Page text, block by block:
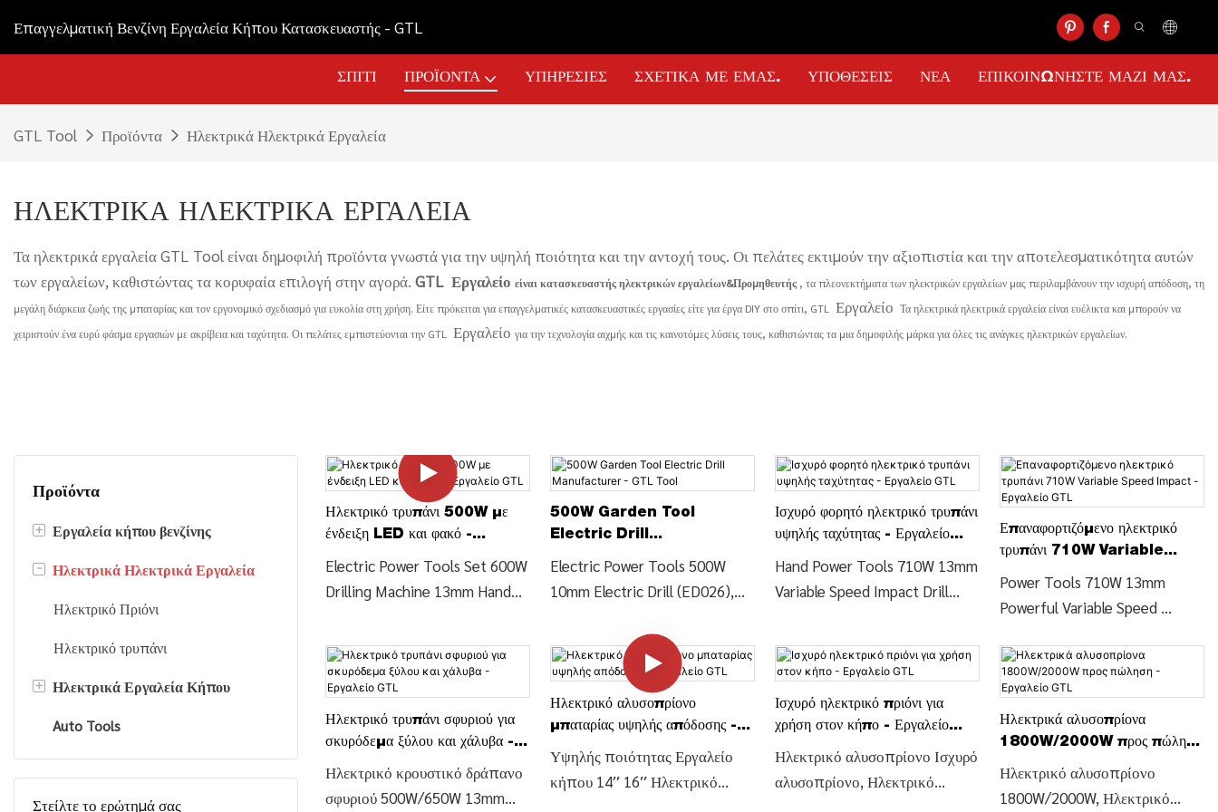
Επαγγελματική Βενζίνη Εργαλεία Κήπου Κατασκευαστής - GTL
ΣΠΊΤΙ ΠΡΟΪΌΝΤΑ ΥΠΗΡΕΣΊΕΣ ΣΧΕΤΙΚΆ ΜΕ ΕΜΆΣ. ΥΠΟΘΈΣΕΙΣ ΝΈΑ ΕΠΙΚΟΙΝΩΝΉΣΤΕ ΜΑΖΊ ΜΑΣ.
GTL Tool Προϊόντα Ηλεκτρικά Ηλεκτρικά Εργαλεία
ΗΛΕΚΤΡΙΚΆ ΗΛΕΚΤΡΙΚΆ ΕΡΓΑΛΕΊΑ
Τα ηλεκτρικά εργαλεία GTL Tool είναι δημοφιλή προϊόντα γνωστά για την υψηλή ποιότητα και την αντοχή τους. Οι πελάτες εκτιμούν την αξιοπιστία και την αποτελεσματικότητα αυτών
των εργαλείων, καθιστώντας τα κορυφαία επιλογή στην αγορά. GTL Εργαλείο είναι κατασκευαστής ηλεκτρικών εργαλείων&Προμηθευτής , τα πλεονεκτήματα των ηλεκτρικών εργαλείων μας περιλαμβάνουν την ισχυρή απόδοση, τη
μεγάλη διάρκεια ζωής της μπαταρίας και τον εργονομικό σχεδιασμό για ευκολία στη χρήση. Είτε πρόκειται για επαγγελματικές κατασκευαστικές εργασίες είτε για έργα DIY στο σπίτι, GTL
Εργαλείο Τα ηλεκτρικά ηλεκτρικά εργαλεία είναι ευέλικτα και μπορούν να
χειριστούν ένα ευρύ φάσμα εργασιών με ακρίβεια και ταχύτητα. Οι πελάτες εμπιστεύονται την GTL
Εργαλείο για την τεχνολογία αιχμής και τις καινοτόμες λύσεις τους, καθιστώντας τα μια δημοφιλής μάρκα για όλες τις ανάγκες ηλεκτρικών εργαλείων.
Προϊόντα
+ Εργαλεία κήπου βενζίνης
Αλυσοπρίονο βενζίνης
Χλοοκοπτικό/Βουρνοκόφτης
Αντλία νερού βενζίνης
Πλυντήριο υψηλής πίεσης βενζίνης
- Ηλεκτρικά Ηλεκτρικά Εργαλεία
Ηλεκτρικό Πριόνι
Ηλεκτρικό τρυπάνι
+ Ηλεκτρικά Εργαλεία Κήπου
Διαχωριστής κορμών
Ηλεκτρικό κουρευτικό φράχτη
Auto Tools
Στείλτε το ερώτημά σας
Ηλεκτρικό τρυπάνι 500W με
ένδειξη LED και φακό -
Εργαλείο GTL
Electric Power Tools Set 600W
Drilling Machine 13mm Hand
Details and Price about Impact
Drill Power Drill from Electric
Power Tools Set 600W Drilling
Machine 13mm Hand Impact
Drill (ID0372) - CHINA GTL
TOOLS
500W Garden Tool
Electric Drill
Manufacturer - GTL Tool
Electric Power Tools 500W
10mm Electric Drill (ED026),
για Electric Drill Power Tools
from Electric Power Tools
500W 10mm Electric Drill
(ED026) - CHINA GTL TOOLS
Ισχυρό φορητό ηλεκτρικό τρυπάνι
υψηλής ταχύτητας - Εργαλείο
GTL
Hand Power Tools 710W 13mm
Variable Speed ​​Impact Drill
και τιμή για το Drill Variable
από το Hand Power Tools
710W 13mm Variable Speed ​​
Impact Drill (ID044-A) - CHINA
Επαναφορτιζόμενο ηλεκτρικό
τρυπάνι 710W Variable
Speed ​​Impact - Εργαλείο
Power Tools 710W 13mm
Powerful Variable Speed ​​
B), Βρείτε λεπτομέρειες και
τιμή για Ηλεκτρικά Εργαλεία
Μηχανής από Ηλεκτρικά
Εργαλεία 710W 13mm Powerful
and Drill (ID044-B) - CHINA
Ηλεκτρικό τρυπάνι σφυριού για
σκυρόδεμα ξύλου και χάλυβα -
Εργαλείο GTL
Ηλεκτρικό κρουστικό δράπανο
σφυριού 500W/650W 13mm
Ηλεκτρικό αλυσοπρίονο
μπαταρίας υψηλής απόδοσης -
Εργαλείο GTL
Υψηλής ποιότητας Εργαλείο
κήπου 14′′ 16′′ Ηλεκτρικό
Ισχυρό ηλεκτρικό πριόνι για
χρήση στον κήπο - Εργαλείο
GTL
Ηλεκτρικό αλυσοπρίονο Ισχυρό
αλυσοπρίονο, Ηλεκτρικό
Ηλεκτρικά αλυσοπρίονα
1800W/2000W προς πώληση
- Εργαλείο GTL
Ηλεκτρικό αλυσοπρίονο
1800W/2000W, Ηλεκτρικό